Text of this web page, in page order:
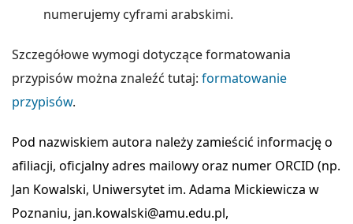
numerujemy cyframi arabskimi.
Szczegółowe wymogi dotyczące formatowania
przypisów można znaleźć tutaj: formatowanie
przypisów.
Pod nazwiskiem autora należy zamieścić informację o
afiliacji, oficjalny adres mailowy oraz numer ORCID (np.
Jan Kowalski, Uniwersytet im. Adama Mickiewicza w
Poznaniu, jan.kowalski@amu.edu.pl,